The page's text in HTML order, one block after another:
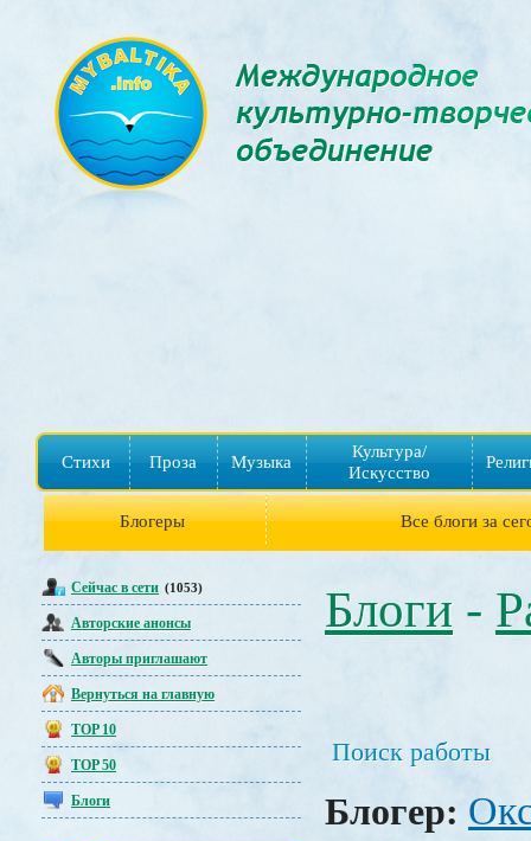
Стихи Проза Музыка
Культура/
Искусство
Блогеры Все блоги за
Сейчас в сети (1053)
Авторские анонсы
Авторы приглашают
Вернуться на главную
TOP 10
TOP 50
Блоги
Блоги -
Поиск работы
Блогер: